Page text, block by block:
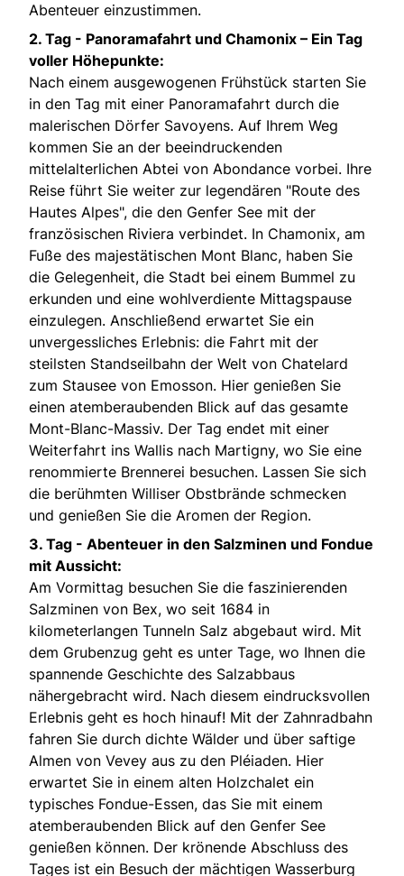
Abenteuer einzustimmen.
2. Tag - Panoramafahrt und Chamonix – Ein Tag
voller Höhepunkte:
Nach einem ausgewogenen Frühstück starten Sie
in den Tag mit einer Panoramafahrt durch die
malerischen Dörfer Savoyens. Auf Ihrem Weg
kommen Sie an der beeindruckenden
mittelalterlichen Abtei von Abondance vorbei. Ihre
Reise führt Sie weiter zur legendären "Route des
Hautes Alpes", die den Genfer See mit der
französischen Riviera verbindet. In Chamonix, am
Fuße des majestätischen Mont Blanc, haben Sie
die Gelegenheit, die Stadt bei einem Bummel zu
erkunden und eine wohlverdiente Mittagspause
einzulegen. Anschließend erwartet Sie ein
unvergessliches Erlebnis: die Fahrt mit der
steilsten Standseilbahn der Welt von Chatelard
zum Stausee von Emosson. Hier genießen Sie
einen atemberaubenden Blick auf das gesamte
Mont-Blanc-Massiv. Der Tag endet mit einer
Weiterfahrt ins Wallis nach Martigny, wo Sie eine
renommierte Brennerei besuchen. Lassen Sie sich
die berühmten Williser Obstbrände schmecken
und genießen Sie die Aromen der Region.
3. Tag - Abenteuer in den Salzminen und Fondue
mit Aussicht:
Am Vormittag besuchen Sie die faszinierenden
Salzminen von Bex, wo seit 1684 in
kilometerlangen Tunneln Salz abgebaut wird. Mit
dem Grubenzug geht es unter Tage, wo Ihnen die
spannende Geschichte des Salzabbaus
nähergebracht wird. Nach diesem eindrucksvollen
Erlebnis geht es hoch hinauf! Mit der Zahnradbahn
fahren Sie durch dichte Wälder und über saftige
Almen von Vevey aus zu den Pléiaden. Hier
erwartet Sie in einem alten Holzchalet ein
typisches Fondue-Essen, das Sie mit einem
atemberaubenden Blick auf den Genfer See
genießen können. Der krönende Abschluss des
Tages ist ein Besuch der mächtigen Wasserburg